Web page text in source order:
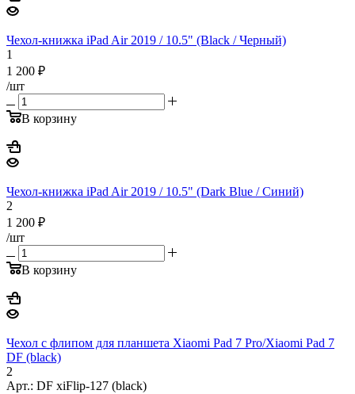
Чехол-книжка iPad Air 2019 / 10.5" (Black / Черный)
1
1 200 ₽
/шт
В корзину
Чехол-книжка iPad Air 2019 / 10.5" (Dark Blue / Синий)
2
1 200 ₽
/шт
В корзину
Чехол с флипом для планшета Xiaomi Pad 7 Pro/Xiaomi Pad 7
DF (black)
2
Арт.: DF xiFlip-127 (black)